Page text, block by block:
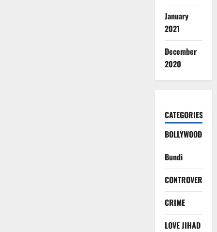
January
2021
December
2020
CATEGORIES
BOLLYWOOD
Bundi
CONTROVERSY
CRIME
LOVE JIHAD